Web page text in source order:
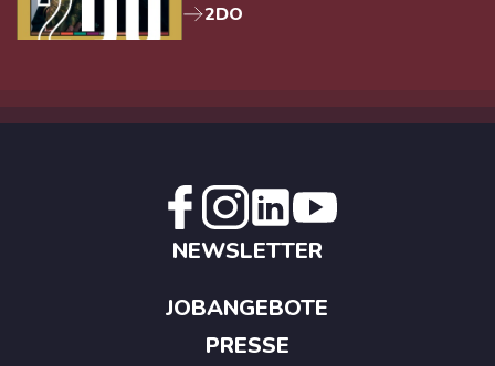
2DO
NEWSLETTER
JOBANGEBOTE
PRESSE